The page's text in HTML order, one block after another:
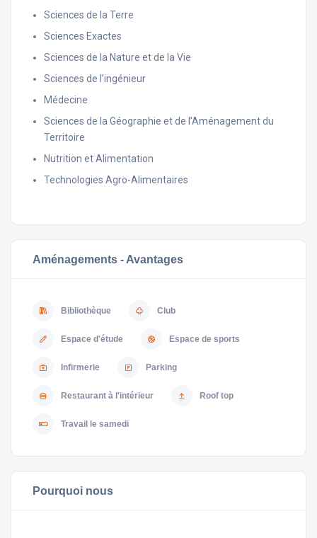
Sciences de la Terre
Sciences Exactes
Sciences de la Nature et de la Vie
Sciences de l’ingénieur
Médecine
Sciences de la Géographie et de l’Aménagement du
Territoire
Nutrition et Alimentation
Technologies Agro-Alimentaires
Aménagements - Avantages
Bibliothèque Club
Espace d'étude Espace de sports
Infirmerie Parking
Restaurant à l'intérieur Roof top
Travail le samedi
Pourquoi nous